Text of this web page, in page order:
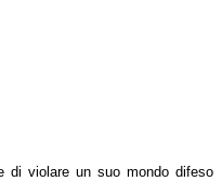
di violare un suo mondo difeso